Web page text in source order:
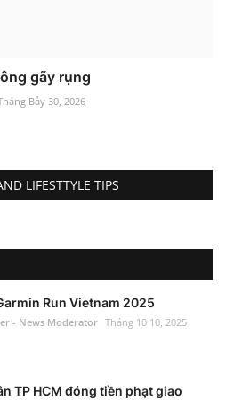
gãy rụng
Bảy 30, 2026
LIFESTTYLE TIPS
Run Vietnam 2025
- News Moderator Tháng 10 10, 2025
TP HCM đóng tiền phạt giao